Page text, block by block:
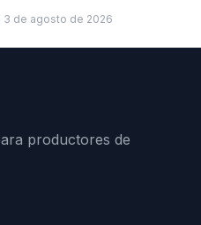
3 de agosto de 2026
productores de